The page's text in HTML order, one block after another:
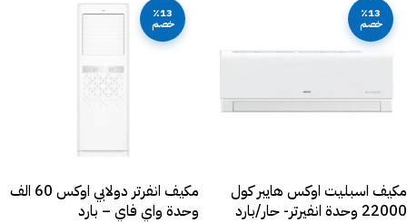
٪13
خصم
مكيف اسبليت اوكس هايبر كول
22000 وحدة انفيرتر- حار/بارد
٪13
خصم
مكيف انفرتر دولابي اوكس 60 الف
وحدة واي فاي – بارد